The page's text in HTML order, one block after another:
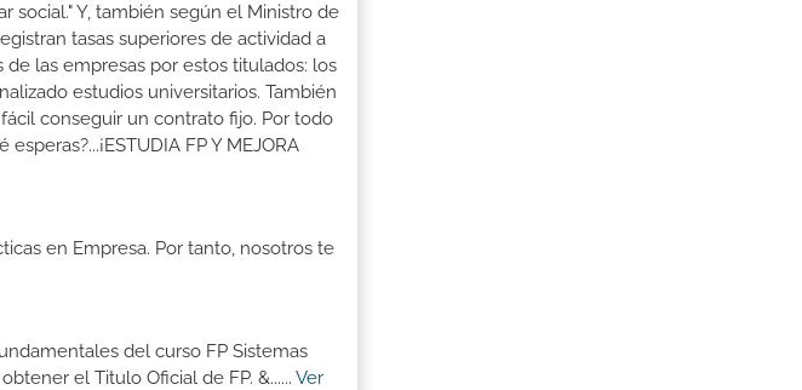
social." Y, también según el Ministro de
tasas superiores de actividad a
las empresas por estos titulados: los
estudios universitarios. También
conseguir un contrato fijo. Por todo
FP Y MEJORA
en Empresa. Por tanto, nosotros te
del curso FP Sistemas
el Titulo Oficial de FP. &...... Ver